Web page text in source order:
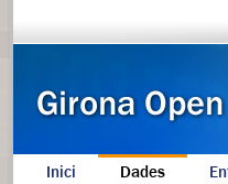
Inici Dades